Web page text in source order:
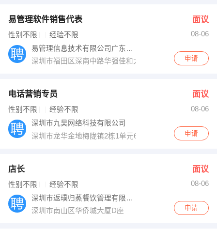
易管理软件销售代表 面议
性别不限 经验不限
08-06
易管理信息技术有限公司广东省总代
深圳市福田区深南中路华强佳和大厦1809-1810室申请
电话营销专员 面议
性别不限 经验不限
08-06
深圳市九昊网络科技有限公司
深圳市龙华金地梅陇镇2栋1单元6A
申请
店长 面议
性别不限 经验不限
08-06
深圳市返璞归蒸餐饮管理有限公司
深圳市南山区华侨城大厦D座
申请